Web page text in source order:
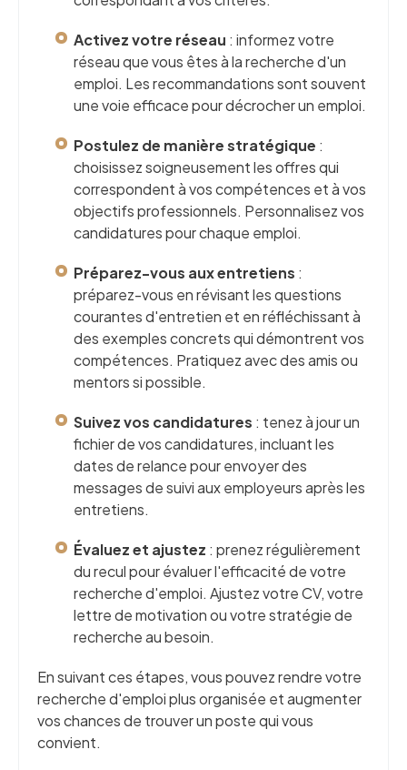
Activez votre réseau : informez votre
réseau que vous êtes à la recherche d'un
emploi. Les recommandations sont souvent
une voie efficace pour décrocher un emploi.
Postulez de manière stratégique :
choisissez soigneusement les offres qui
correspondent à vos compétences et à vos
objectifs professionnels. Personnalisez vos
candidatures pour chaque emploi.
Préparez-vous aux entretiens :
préparez-vous en révisant les questions
courantes d'entretien et en réfléchissant à
des exemples concrets qui démontrent vos
compétences. Pratiquez avec des amis ou
mentors si possible.
Suivez vos candidatures : tenez à jour un
fichier de vos candidatures, incluant les
dates de relance pour envoyer des
messages de suivi aux employeurs après les
entretiens.
Évaluez et ajustez : prenez régulièrement
du recul pour évaluer l'efficacité de votre
recherche d'emploi. Ajustez votre CV, votre
lettre de motivation ou votre stratégie de
recherche au besoin.
En suivant ces étapes, vous pouvez rendre votre
recherche d'emploi plus organisée et augmenter
vos chances de trouver un poste qui vous
convient.